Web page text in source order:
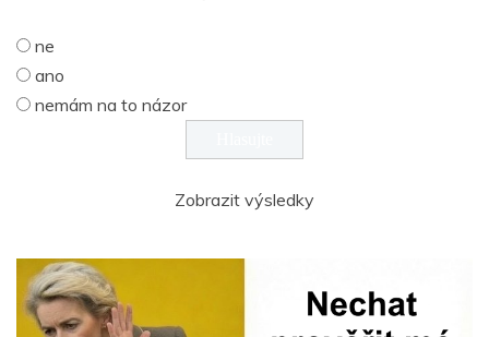
ne
ano
nemám na to názor
Zobrazit výsledky